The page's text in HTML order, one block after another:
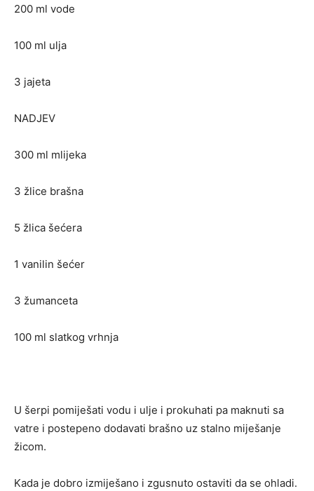
200 ml vode
100 ml ulja
3 jajeta
NADJEV
300 ml mlijeka
3 žlice brašna
5 žlica šećera
1 vanilin šećer
3 žumanceta
100 ml slatkog vrhnja
U šerpi pomiješati vodu i ulje i prokuhati pa maknuti sa
vatre i postepeno dodavati brašno uz stalno miješanje
žicom.
Kada je dobro izmiješano i zgusnuto ostaviti da se ohladi.